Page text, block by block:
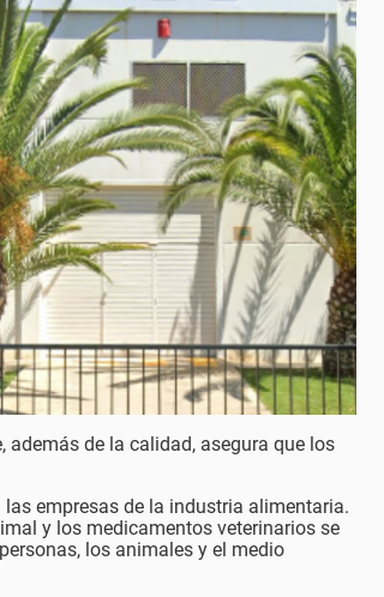
además de la calidad, asegura que los
empresas de la industria alimentaria.
y los medicamentos veterinarios se
los animales y el medio